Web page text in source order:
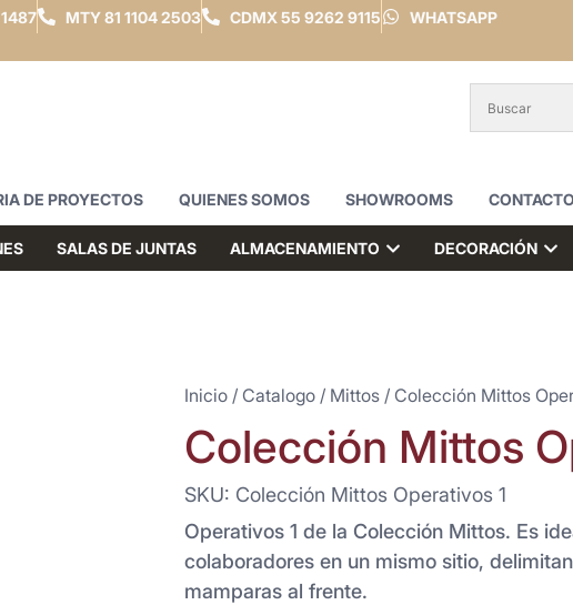
MTY81 1104 2503 CDMX 55 9262 9115 WHATSAPP
DE PROYECTOS QUIENES SOMOS SHOWROOMS CONTACTO
SALAS DE JUNTAS ALMACENAMIENTO DECORACIÓN
Inicio / Catalogo / Mittos / Colección Mittos
Colección Mittos
SKU: Colección Mittos Operativos 1
Operativos 1 de la Colección Mittos. Es
colaboradores en un mismo sitio,
mamparas al frente.